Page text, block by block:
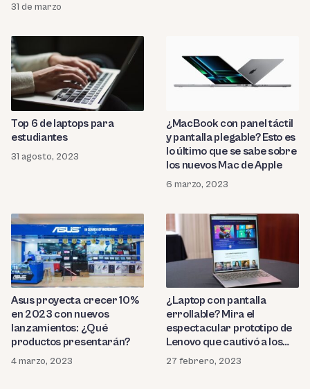
31 de marzo
Top 6 de laptops para
estudiantes
31 agosto, 2023
¿MacBook con panel táctil
y pantalla plegable? Esto es
lo último que se sabe sobre
los nuevos Mac de Apple
6 marzo, 2023
Asus proyecta crecer 10%
en 2023 con nuevos
lanzamientos: ¿Qué
productos presentarán?
4 marzo, 2023
¿Laptop con pantalla
errollable? Mira el
espectacular prototipo de
Lenovo que cautivó a los
fanáticos de la tecnología
27 febrero, 2023